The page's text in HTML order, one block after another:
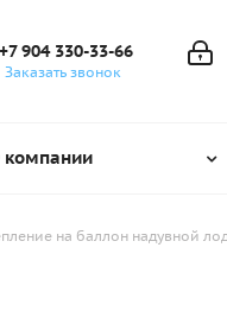
+7 904 330-33-66
Заказать звонок
на баллон надувной